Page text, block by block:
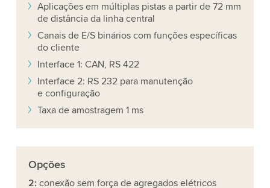
Aplicações em múltiplas pistas a partir de 72 mm
de distância da linha central
Canais de E/S binários com funções específicas
do cliente
Interface 1: CAN, RS 422
Interface 2: RS 232 para manutenção
e configuração
Taxa de amostragem 1 ms
Opções
2: conexão sem força de agregados elétricos